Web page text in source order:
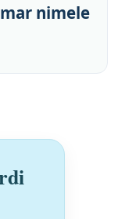
nimele